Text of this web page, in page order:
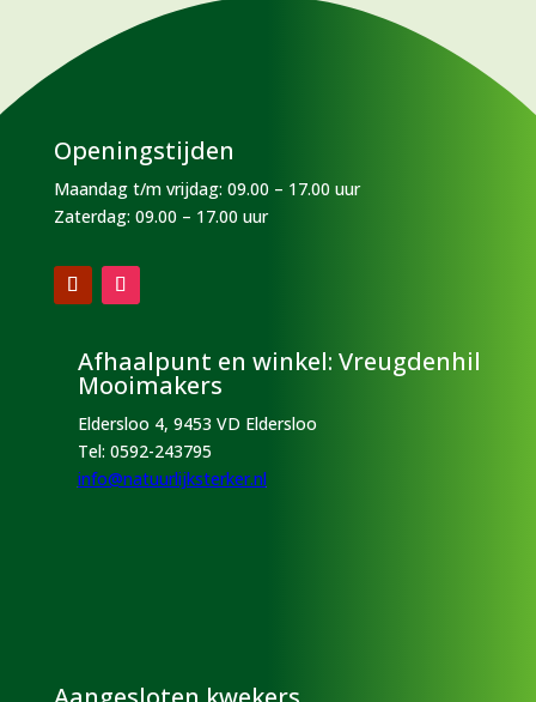
Openingstijden
Maandag t/m vrijdag: 09.00 – 17.00 uur
Zaterdag: 09.00 – 17.00 uur
Afhaalpunt en winkel: Vreugdenhil
Mooimakers
Eldersloo 4, 9453 VD Eldersloo
Tel: 0592-243795
info@natuurlijksterker.nl